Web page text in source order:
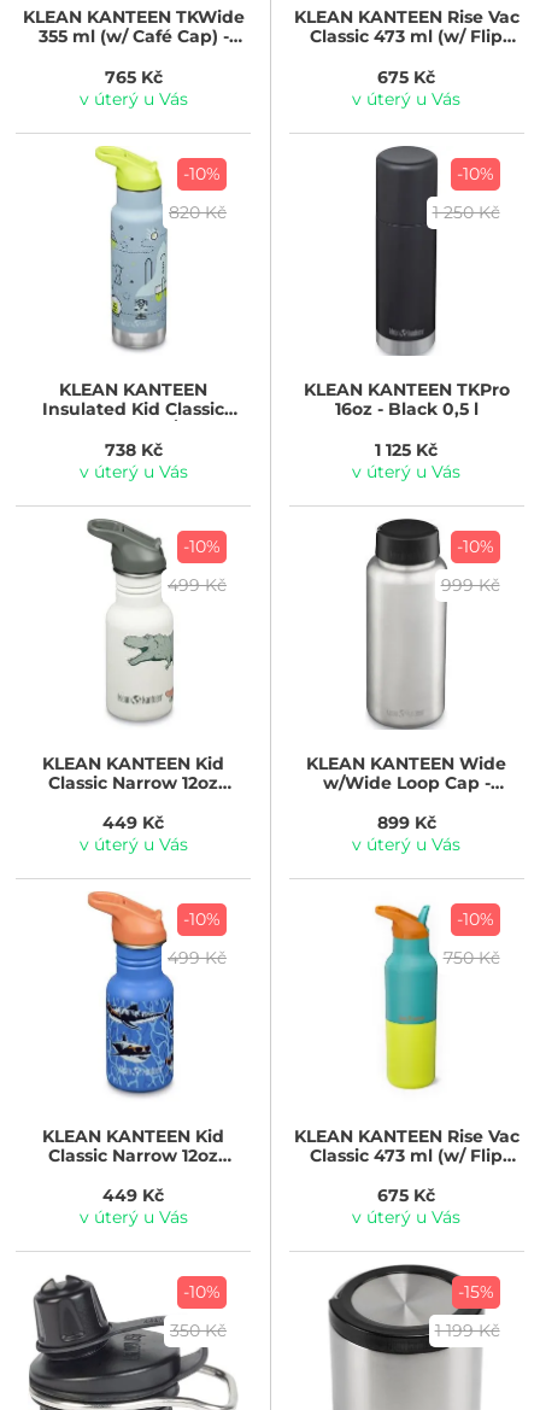
KLEAN KANTEENTKWide
355 ml (w/ Café Cap) -
765 Kč
v úterý u Vás
KLEAN KANTEENRise Vac
Classic 473 ml (w/ Flip
Kaleidoscope
675 Kč
v úterý u Vás
-10%
820 Kč
KLEAN KANTEEN
Insulated Kid Classic
Sport Cap) - launch plan
738 Kč
v úterý u Vás
-10%
1 250 Kč
KLEAN KANTEENTKPro
16oz - Black 0,5 l
1 125 Kč
v úterý u Vás
-10%
499 Kč
KLEAN KANTEEN Kid
Classic Narrow 12oz
dino skate 355 ml
449 Kč
v úterý u Vás
-10%
999 Kč
KLEAN KANTEEN Wide
w/Wide Loop Cap -
899 Kč
v úterý u Vás
-10%
499 Kč
KLEAN KANTEEN Kid
Classic Narrow 12oz
sharks in shades 355 ml
449 Kč
v úterý u Vás
-10%
750 Kč
KLEAN KANTEENRise Vac
Classic 473 ml (w/ Flip
Kaleidoscope
675 Kč
v úterý u Vás
-10%
350 Kč
-15%
1 199 Kč